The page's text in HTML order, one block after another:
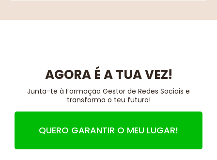
AGORA É A TUA VEZ!
Junta-te à Formação Gestor de Redes Sociais e
transforma o teu futuro!
QUERO GARANTIR O MEU LUGAR!